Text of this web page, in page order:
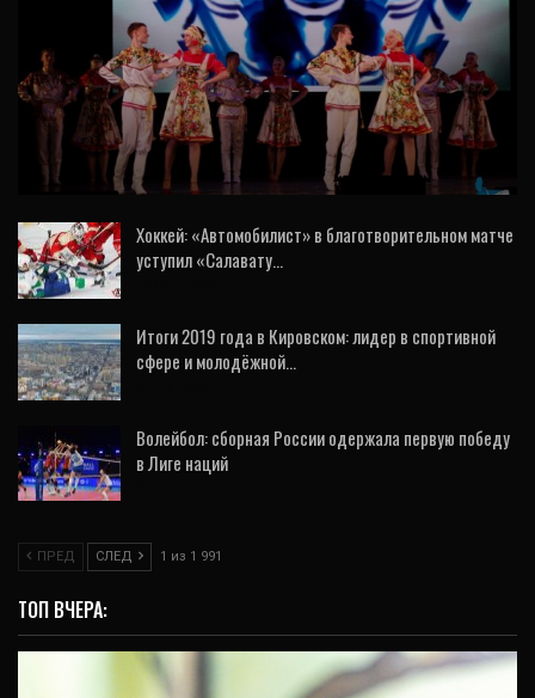
КУЛЬТУРА
Гала-концертом завершил творческий
сезон ансамбль танца «Солнышко»
Хоккей: «Автомобилист» в благотворительном матче
уступил «Салавату…
Итоги 2019 года в Кировском: лидер в спортивной
сфере и молодёжной…
Волейбол: сборная России одержала первую победу
в Лиге наций
ПРЕД СЛЕД 1 из 1 991
ТОП ВЧЕРА: